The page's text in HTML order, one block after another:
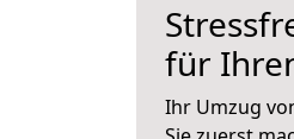
für
Ihr Umzug